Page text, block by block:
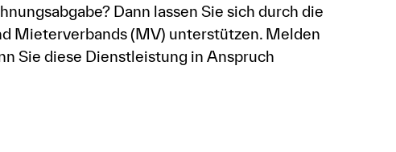
Dann lassen Sie sich durch die
Mieterverbands (MV) unterstützen. Melden
Sie diese Dienstleistung in Anspruch